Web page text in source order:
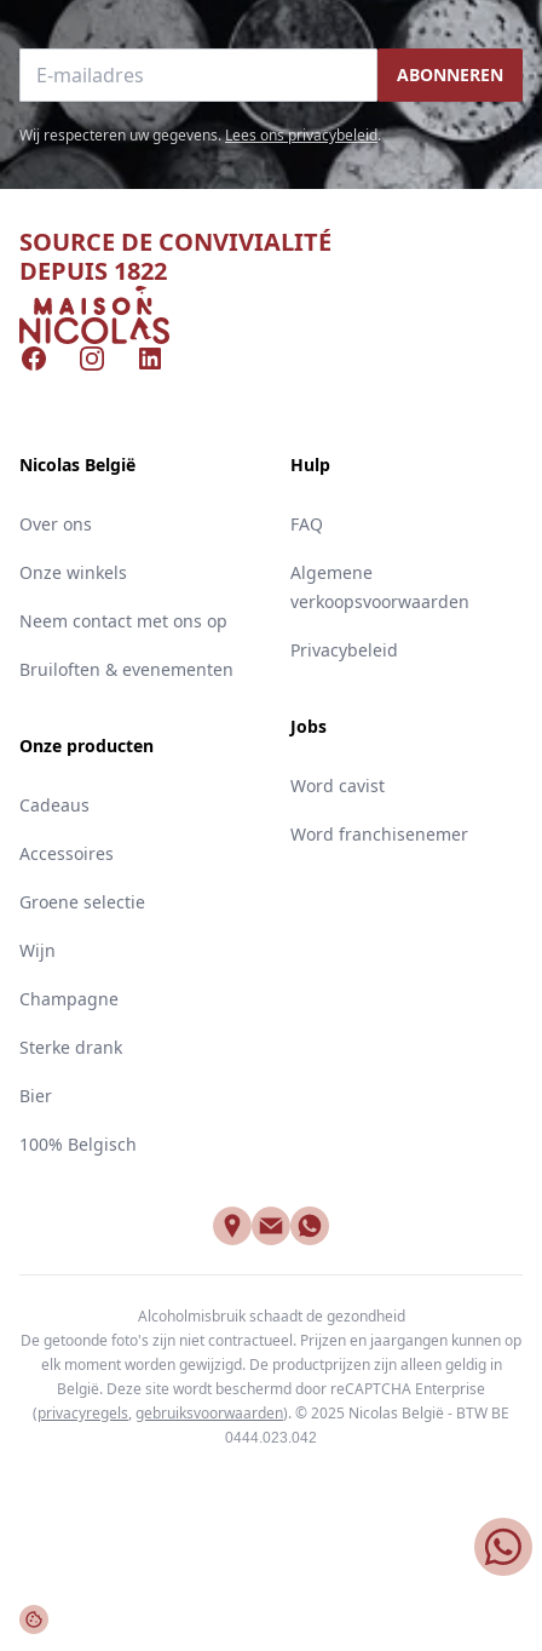
E-mailadres ABONNEREN
Wij respecteren uw gegevens.Lees ons privacybeleid.
SOURCE DE CONVIVIALITÉ
DEPUIS 1822
Nicolas
FacebookInstagramLinkedIn
Nicolas België
Over ons
Onze winkels
Neem contact met ons op
Bruiloften & evenementen
Onze producten
Cadeaus
Accessoires
Groene selectie
Wijn
Champagne
Sterke drank
Bier
100% Belgisch
Hulp
FAQ
Algemene
verkoopsvoorwaarden
Privacybeleid
Jobs
Word cavist
Word franchisenemer
Alcoholmisbruik schaadt de gezondheid
De getoonde foto's zijn niet contractueel. Prijzen en jaargangen kunnen op
elk moment worden gewijzigd. De productprijzen zijn alleen geldig in
België. Deze site wordt beschermd door reCAPTCHA Enterprise
(privacyregels, gebruiksvoorwaarden). © 2025 Nicolas België - BTW BE
0444.023.042